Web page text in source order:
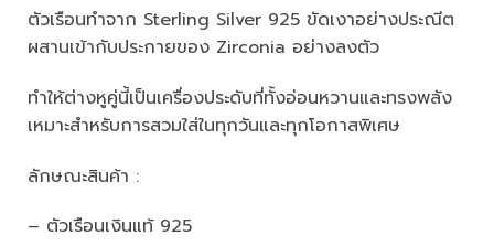
ตัวเรือนทำจาก Sterling Silver 925 ขัดเงาอย่างประณีต
ผสานเข้ากับประกายของ Zirconia อย่างลงตัว
ทำให้ต่างหูคู่นี้เป็นเครื่องประดับที่ทั้งอ่อนหวานและทรงพลัง
เหมาะสำหรับการสวมใส่ในทุกวันและทุกโอกาสพิเศษ
ลักษณะสินค้า :
– ตัวเรือนเงินแท้ 925